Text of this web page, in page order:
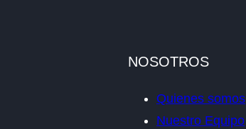
NOSOTROS
Quienes somos
Nuestro Equipo